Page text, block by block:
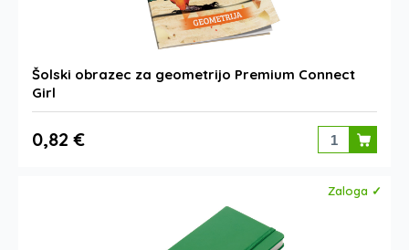
Šolski obrazec za geometrijo Premium Connect
Girl
0,82 €
Zaloga ✓